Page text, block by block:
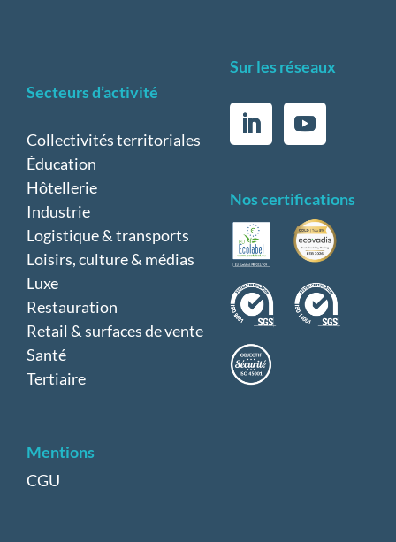
Secteurs d’activité
Collectivités territoriales
Éducation
Hôtellerie
Industrie
Logistique & transports
Loisirs, culture & médias
Luxe
Restauration
Retail & surfaces de vente
Santé
Tertiaire
Sur les réseaux
Nos certifications
Mentions
CGU